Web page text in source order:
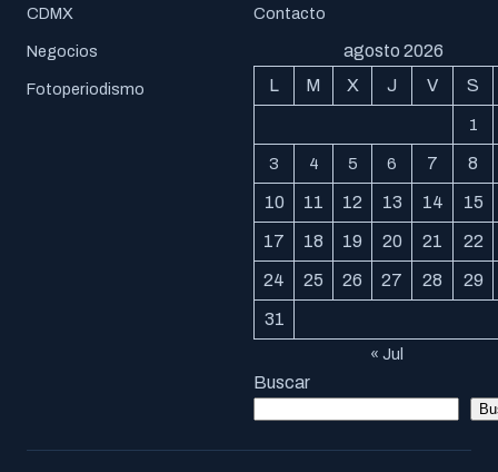
CDMX
Negocios
Fotoperiodismo
Contacto
agosto 2026
L
M X J V S
1
3 4 5 6 7 8
10 11 12 13 14 15
17 18 19 20 21 22
24 25 26 27 28 29
31
« Jul
Buscar